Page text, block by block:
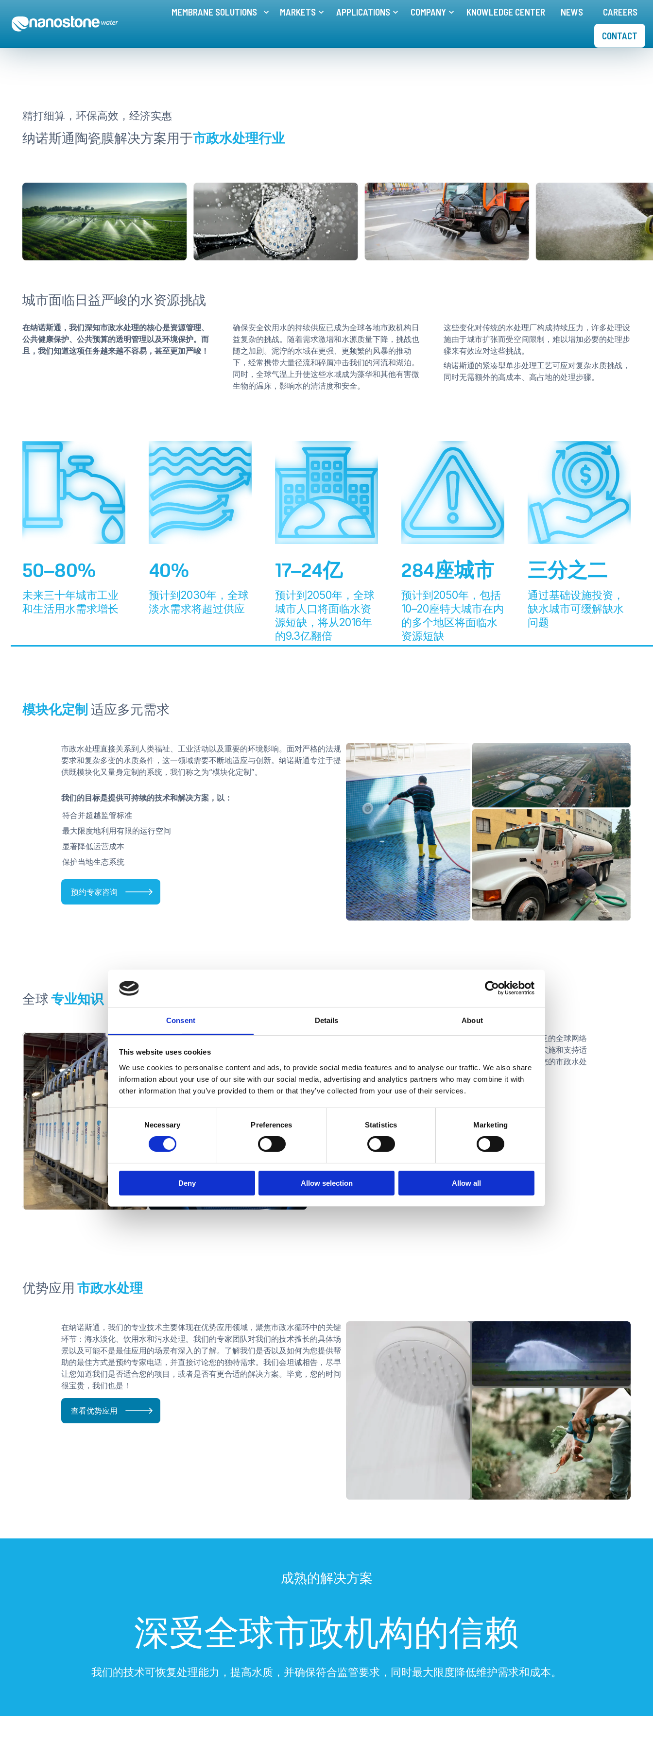
Consent Details About
This website uses cookies
We use cookies to personalise content and ads, to provide social media features and to analyse our traffic. We also share
information about your use of our site with our social media, advertising and analytics partners who may combine it with
other information that you’ve provided to them or that they’ve collected from your use of their services.
Necessary Preferences Statistics Marketing
Deny Allow selection Allow all
MEMBRANE SOLUTIONS Toggle menu for MEMBRANE SOLUTIONS
MARKETS Toggle menu forMARKETS
APPLICATIONS Toggle menu for APPLICATIONS
COMPANY Toggle menu forCOMPANY
KNOWLEDGE CENTER NEWS CAREERS
CONTACT
精打细算，环保高效，经济实惠
纳诺斯通陶瓷膜解决方案用于市政水处理行业
城市面临日益严峻的水资源挑战
在纳诺斯通，我们深知市政水处理的核心是资源管理、
公共健康保护、公共预算的透明管理以及环境保护。而
且，我们知道这项任务越来越不容易，甚至更加严峻！
确保安全饮用水的持续供应已成为全球各地市政机构日
益复杂的挑战。随着需求激增和水源质量下降，挑战也
随之加剧。泥泞的水域在更强、更频繁的风暴的推动
下，经常携带大量径流和碎屑冲击我们的河流和湖泊。
同时，全球气温上升使这些水域成为藻华和其他有害微
生物的温床，影响水的清洁度和安全。
这些变化对传统的水处理厂构成持续压力，许多处理设
施由于城市扩张而受空间限制，难以增加必要的处理步
骤来有效应对这些挑战。
纳诺斯通的紧凑型单步处理工艺可应对复杂水质挑战，
同时无需额外的高成本、高占地的处理步骤。
50–80%
未来三十年城市工业
和生活用水需求增长
40%
预计到2030年，全球
淡水需求将超过供应
17–24亿
预计到2050年，全球
城市人口将面临水资
源短缺，将从2016年
的9.3亿翻倍
284座城市
预计到2050年，包括
10–20座特大城市在内
的多个地区将面临水
资源短缺
三分之二
通过基础设施投资，
缺水城市可缓解缺水
问题
模块化定制 适应多元需求
市政水处理直接关系到人类福祉、工业活动以及重要的环境影响。面对严格的法规
要求和复杂多变的水质条件，这一领域需要不断地适应与创新。纳诺斯通专注于提
供既模块化又量身定制的系统，我们称之为“模块化定制”。
我们的目标是提供可持续的技术和解决方案，以：
符合并超越监管标准
最大限度地利用有限的运行空间
显著降低运营成本
保护当地生态系统
预约专家咨询
全球专业知识 ，本地影响
纳诺斯通是一家美国公司，其陶瓷膜在德国设计并精心制造。我们广泛的全球网络
赋能本地团队和合作伙伴，为他们提供必要的知识和工具，以设计、实施和支持适
应每个社区特定需求的水处理系统。通过我们的全面服务，我们确保您的市政水处
理系统实现最高效能和可持续性。
优势应用 市政水处理
在纳诺斯通，我们的专业技术主要体现在优势应用领域，聚焦市政水循环中的关键
环节：海水淡化、饮用水和污水处理。我们的专家团队对我们的技术擅长的具体场
景以及可能不是最佳应用的场景有深入的了解。了解我们是否以及如何为您提供帮
助的最佳方式是预约专家电话，并直接讨论您的独特需求。我们会坦诚相告，尽早
让您知道我们是否适合您的项目，或者是否有更合适的解决方案。毕竟，您的时间
很宝贵，我们也是！
查看优势应用
成熟的解决方案
深受全球市政机构的信赖
我们的技术可恢复处理能力，提高水质，并确保符合监管要求，同时最大限度降低维护需求和成本。